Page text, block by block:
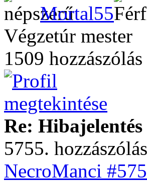
Mortal55
Végzetúr mester
1509 hozzászólás
Re:
5755.
NecroManci